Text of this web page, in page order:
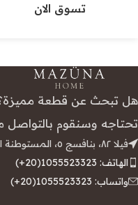
تسوق الان
هل تبحث عن قطعة مميزة؟
تحتاجه وسنقوم
فيلا ٨٢، بنافسج ٥، المستوطنة الأولى، القاهرة الجديدة
الهاتف: 1055523323(20+)
واتساب: 1055523323(20+)